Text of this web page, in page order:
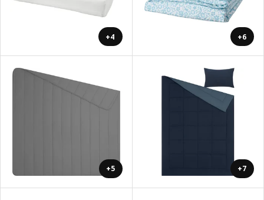
+4 +6
+5 +7